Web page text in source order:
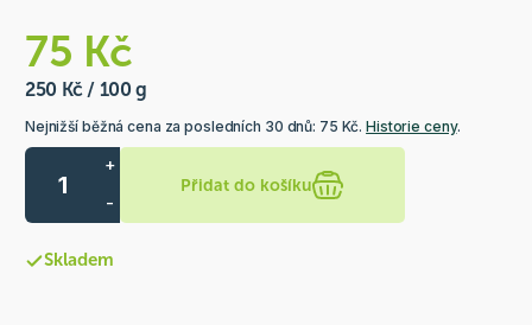
75 Kč
250 Kč / 100 g
Nejnižší běžná cena za posledních 30 dnů: 75 Kč.Historie ceny.
+
-
Přidat do košíku
Skladem